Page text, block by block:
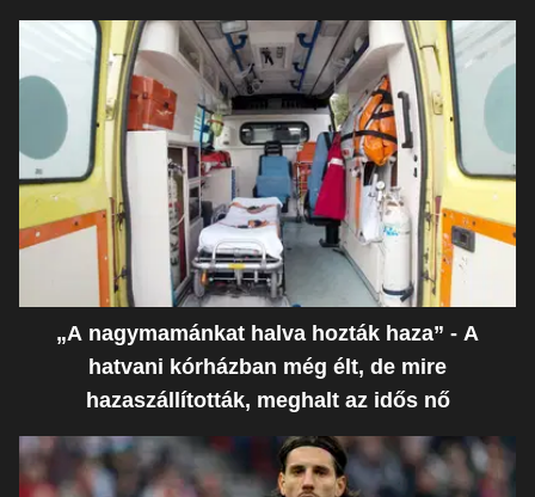
„A nagymamánkat halva hozták haza” - A
hatvani kórházban még élt, de mire
hazaszállították, meghalt az idős nő